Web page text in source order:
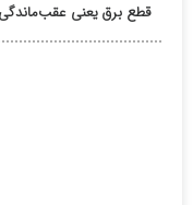
قطع برق یعنی عقب‌ماندگی